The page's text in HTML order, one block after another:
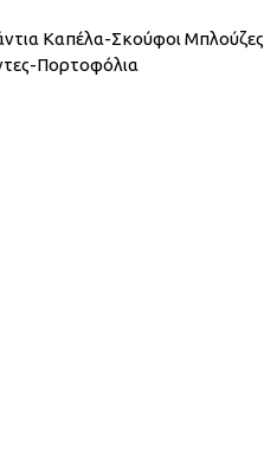
Καπέλα-Σκούφοι Μπλούζες
Πορτοφόλια